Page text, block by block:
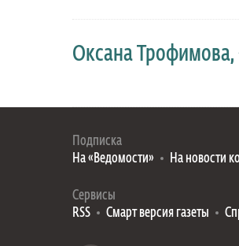
Оксана
Подписка
На «Ведомости»
На новости
Сервисы
RSS
Смарт версия газеты